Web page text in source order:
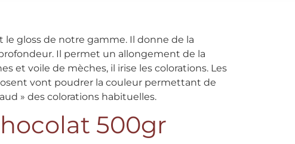
le gloss de notre gamme. Il donne de la
Il permet un allongement de la
et voile de mèches, il irise les colorations. Les
vont poudrer la couleur permettant de
» des colorations habituelles.
500gr